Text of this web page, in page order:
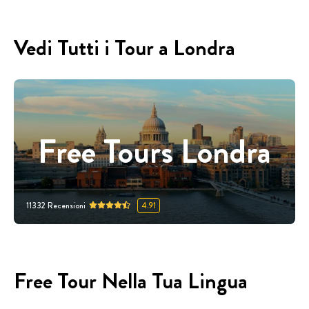
Vedi Tutti i Tour a Londra
Free Tours Londra
11332 Recensioni 4.91
Free Tour Nella Tua Lingua